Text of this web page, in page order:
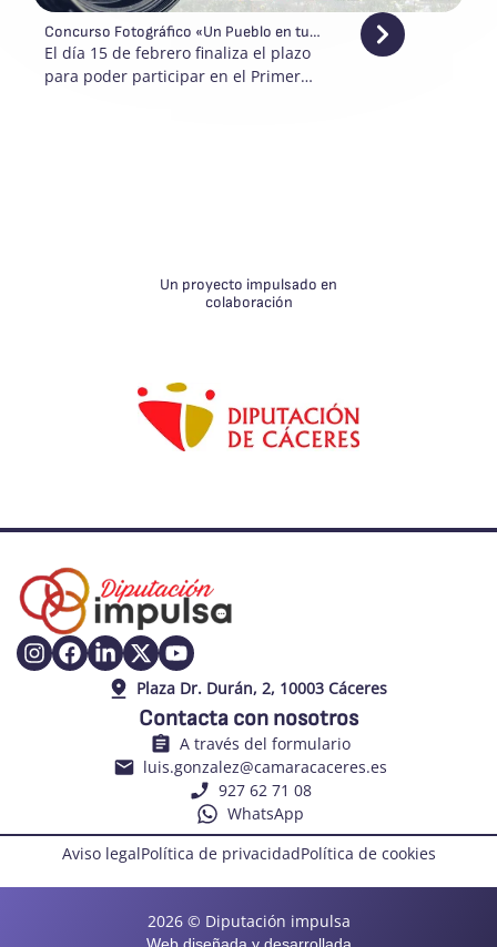
Concurso Fotográfico «Un Pueblo en tu
Mirada»
El día 15 de febrero finaliza el plazo
para poder participar en el Primer
Un proyecto impulsado en
colaboración
Plaza Dr. Durán, 2, 10003 Cáceres
Contacta con nosotros
A través del formulario
luis.gonzalez@camaracaceres.es
927 62 71 08
WhatsApp
Aviso legalPolítica de privacidadPolítica de cookies
2026 © Diputación impulsa